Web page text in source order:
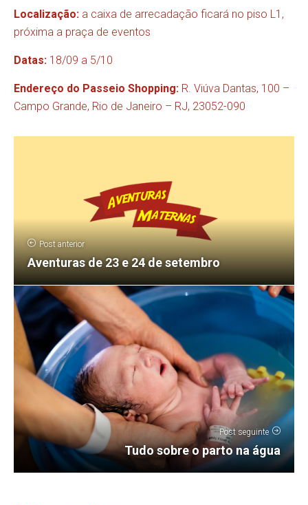
Localização: a caixa de arrecadação ficará no piso L1,
próxima a praça de eventos
Datas: 18/09 a 5/10
Endereço do Passeio Shopping: R. Viúva Dantas, 100 –
Campo Grande, Rio de Janeiro – RJ, 23052-090
Post anterior
Aventuras de 23 e 24 de setembro
Post seguinte
Tudo sobre o parto na água